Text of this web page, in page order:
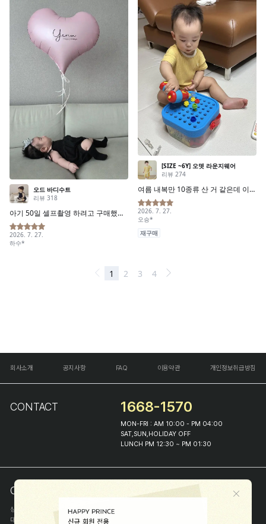
회사소개 공지사항 FAQ 이용약관 개인정보취급방침
CONTACT 1668-1570
MON-FRI : AM 10:00 - PM 04:00
SAT,SUN,HOLIDAY OFF
LUNCH PM 12:30 ~ PM 01:30
COMPANY INFO
상호
(주)해피프린스
대표
이화진